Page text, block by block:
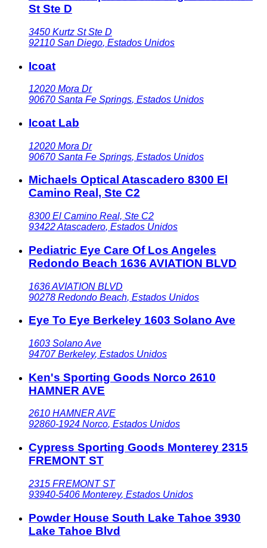
St Ste D
3450 Kurtz St Ste D
92110 San Diego, Estados Unidos
Icoat
12020 Mora Dr
90670 Santa Fe Springs, Estados Unidos
Icoat Lab
12020 Mora Dr
90670 Santa Fe Springs, Estados Unidos
Michaels Optical Atascadero 8300 El
Camino Real, Ste C2
8300 El Camino Real, Ste C2
93422Atascadero, Estados Unidos
Pediatric Eye Care Of Los Angeles
Redondo Beach 1636 AVIATION BLVD
1636 AVIATION BLVD
90278 Redondo Beach, Estados Unidos
Eye To Eye Berkeley 1603 Solano Ave
1603 Solano Ave
94707 Berkeley, Estados Unidos
Ken's Sporting Goods Norco 2610
HAMNER AVE
2610 HAMNER AVE
92860-1924 Norco, Estados Unidos
Cypress Sporting Goods Monterey 2315
FREMONT ST
2315 FREMONT ST
93940-5406 Monterey, Estados Unidos
Powder House South Lake Tahoe 3930
Lake Tahoe Blvd